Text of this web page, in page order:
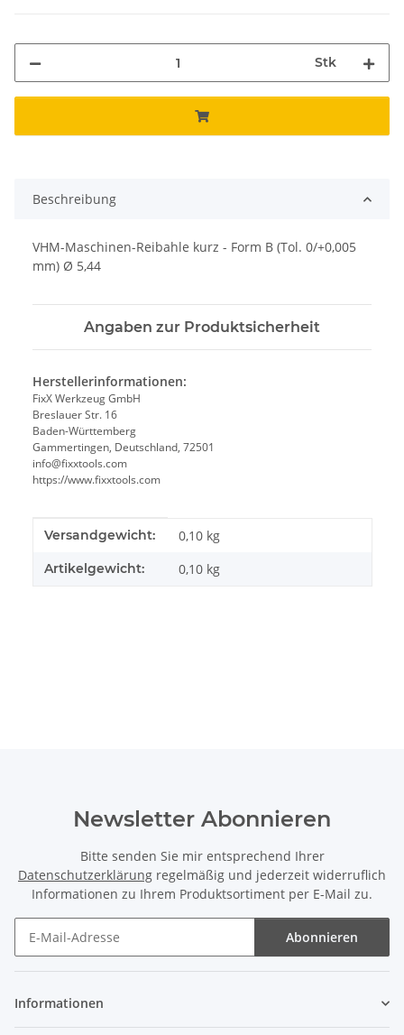
Stk
Beschreibung
VHM-Maschinen-Reibahle kurz - Form B (Tol. 0/+0,005
mm) Ø 5,44
Angaben zur Produktsicherheit
Herstellerinformationen:
FixX Werkzeug GmbH
Breslauer Str. 16
Baden-Württemberg
Gammertingen, Deutschland, 72501
info@fixxtools.com
https://www.fixxtools.com
Produkteigenschaft
Wert
Versandgewicht: 0,10 kg
Artikelgewicht: 0,10 kg
Newsletter Abonnieren
Bitte senden Sie mir entsprechend Ihrer
Datenschutzerklärung regelmäßig und jederzeit widerruflich
Informationen zu Ihrem Produktsortiment per E-Mail zu.
Abonnieren
Informationen